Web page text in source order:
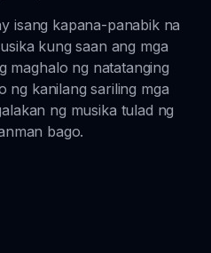
isang kapana-panabik na
kung saan ang mga
maghalo ng natatanging
ng kanilang sariling mga
ng musika tulad ng
bago.